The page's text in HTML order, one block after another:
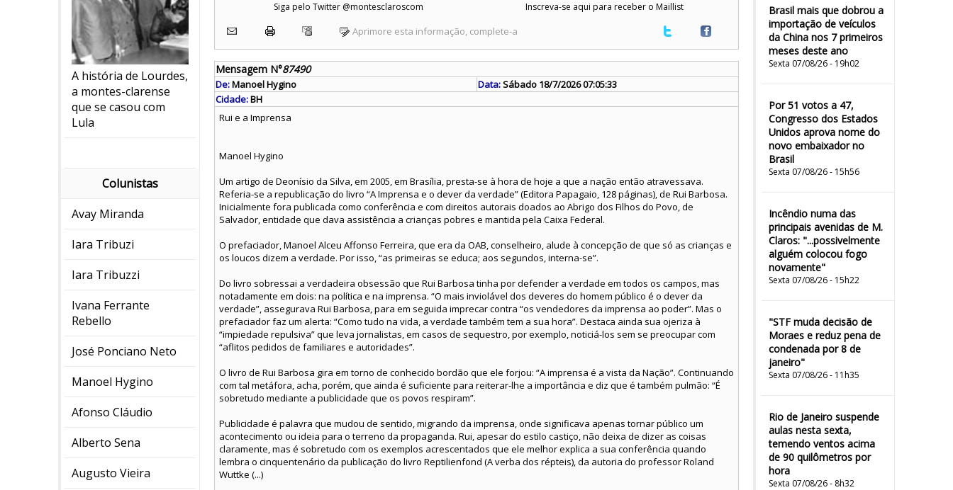
A história de Lourdes,
a montes-clarense
que se casou com
Lula
Colunistas
Avay Miranda
Iara Tribuzi
Iara Tribuzzi
Ivana Ferrante
Rebello
José Ponciano Neto
Manoel Hygino
Afonso Cláudio
Alberto Sena
Augusto Vieira
Brasil mais que dobrou a
importação de veículos
da China nos 7 primeiros
meses deste ano
Sexta 07/08/26 - 19h02
Por 51 votos a 47,
Congresso dos Estados
Unidos aprova nome do
novo embaixador no
Brasil
Sexta 07/08/26 - 15h56
Incêndio numa das
principais avenidas de M.
Claros: "...possivelmente
alguém colocou fogo
novamente"
Sexta 07/08/26 - 15h22
"STF muda decisão de
Moraes e reduz pena de
condenada por 8 de
janeiro"
Sexta 07/08/26 - 11h35
Rio de Janeiro suspende
aulas nesta sexta,
temendo ventos acima
de 90 quilômetros por
hora
Sexta 07/08/26 - 8h32
Siga pelo Twitter @montesclaroscom Inscreva-se aqui para receber o Maillist
Aprimore esta informação, complete-a
Mensagem N°87490
De:Manoel Hygino Data:Sábado 18/7/2026 07:05:33
Cidade:BH
Rui e a Imprensa
Manoel Hygino
Um artigo de Deonísio da Silva, em 2005, em Brasília, presta-se à hora de hoje a que a nação então atravessava.
Referia-se a republicação do livro “A Imprensa e o dever da verdade” (Editora Papagaio, 128 páginas), de Rui Barbosa.
Inicialmente fora publicada como conferência e com direitos autorais doados ao Abrigo dos Filhos do Povo, de
Salvador, entidade que dava assistência a crianças pobres e mantida pela Caixa Federal.
O prefaciador, Manoel Alceu Affonso Ferreira, que era da OAB, conselheiro, alude à concepção de que só as crianças e
os loucos dizem a verdade. Por isso, “as primeiras se educa; aos segundos, interna-se”.
Do livro sobressai a verdadeira obsessão que Rui Barbosa tinha por defender a verdade em todos os campos, mas
notadamente em dois: na política e na imprensa. “O mais inviolável dos deveres do homem público é o dever da
verdade”, assegurava Rui Barbosa, para em seguida imprecar contra “os vendedores da imprensa ao poder”. Mas o
prefaciador faz um alerta: “Como tudo na vida, a verdade também tem a sua hora”. Destaca ainda sua ojeriza à
“impiedade repulsiva” que leva jornalistas, em casos de sequestro, por exemplo, noticiá-los sem se preocupar com
“aflitos pedidos de familiares e autoridades”.
O livro de Rui Barbosa gira em torno de conhecido bordão que ele forjou: “A imprensa é a vista da Nação”. Continuando
com tal metáfora, acha, porém, que ainda é suficiente para reiterar-lhe a importância e diz que é também pulmão: “É
sobretudo mediante a publicidade que os povos respiram”.
Publicidade é palavra que mudou de sentido, migrando da imprensa, onde significava apenas tornar público um
acontecimento ou ideia para o terreno da propaganda. Rui, apesar do estilo castiço, não deixa de dizer as coisas
claramente, mas é sobretudo com os exemplos acrescentados que ele melhor explica a sua conferência quando
lembra o cinquentenário da publicação do livro Reptilienfond (A verba dos répteis), da autoria do professor Roland
Wuttke (...)